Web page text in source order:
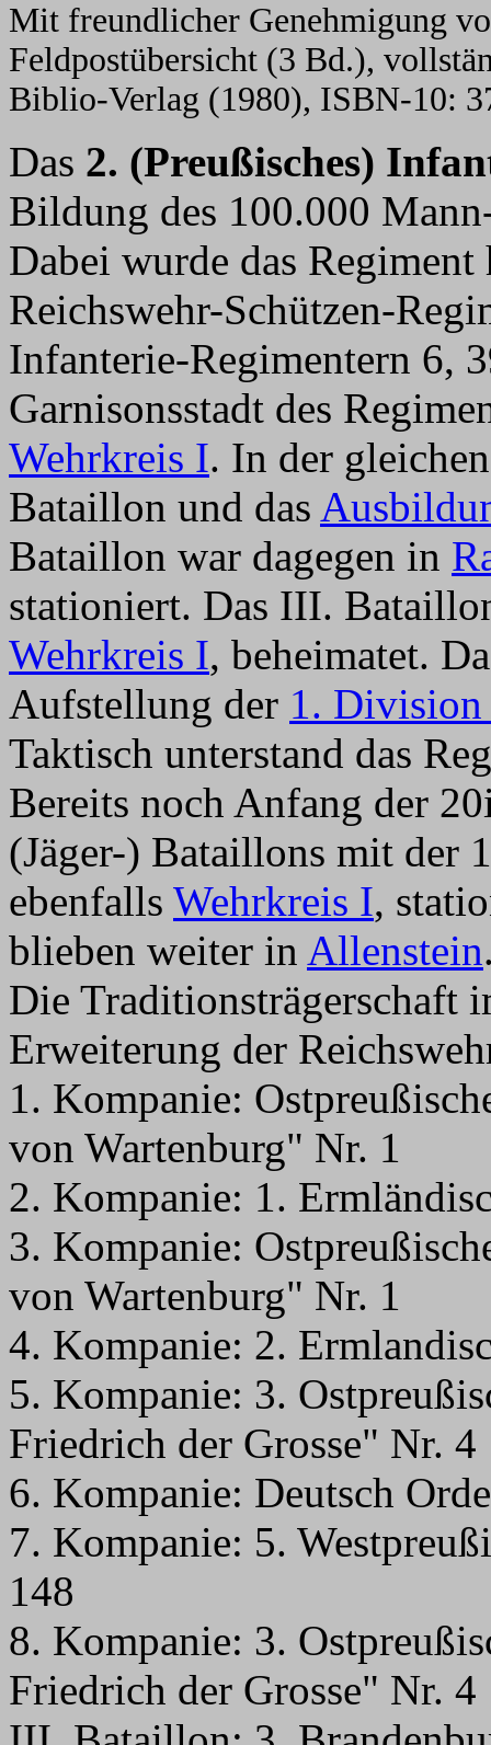
Mit freundlicher Genehmigung
Feldpostübersicht (3 Bd.),
Biblio-Verlag (1980), ISBN-10:
Das 2. (Preußisches)
Bildung des 100.000
Dabei wurde das Regiment
Reichswehr-Schützen-
Infanterie-Regimentern 6,
Garnisonsstadt des
Wehrkreis I. In der
Bataillon und das
Bataillon war dagegen in
stationiert. Das III.
Wehrkreis I, beheimatet.
Aufstellung der 1. Division
Taktisch unterstand das
Bereits noch Anfang der
(Jäger-) Bataillons mit der
ebenfalls Wehrkreis I,
blieben weiter in Allenstein
Die Traditionsträgerschaft
Erweiterung der
1. Kompanie:
von Wartenburg" Nr. 1
2. Kompanie: 1.
3. Kompanie:
von Wartenburg" Nr. 1
4. Kompanie: 2.
5. Kompanie: 3.
Friedrich der Grosse" Nr. 4
6. Kompanie: Deutsch
7. Kompanie: 5.
148
8. Kompanie: 3.
Friedrich der Grosse" Nr. 4